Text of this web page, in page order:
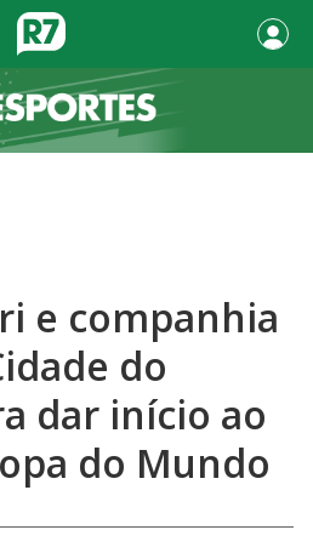
e companhia
do
dar início ao
do Mundo